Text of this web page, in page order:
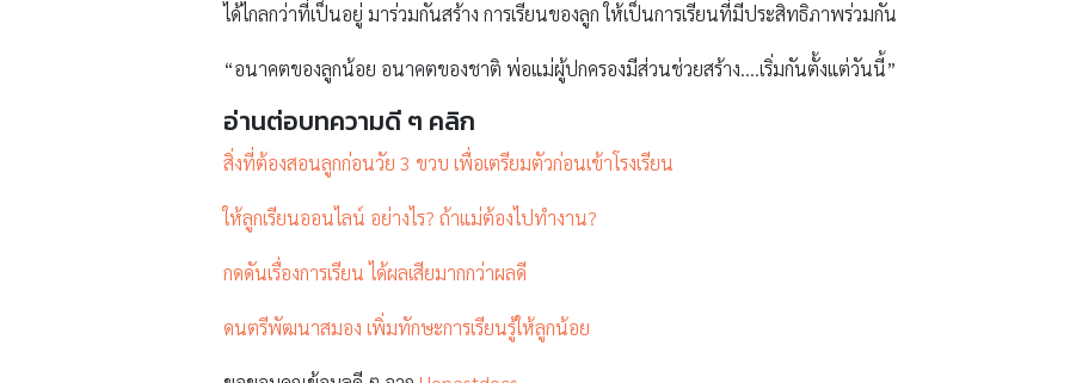
ได้ไกลกว่าที่เป็นอยู่ มาร่วมกันสร้าง การเรียนของลูก ให้เป็นการเรียนที่มีประสิทธิภาพร่วมกัน
“อนาคตของลูกน้อย อนาคตของชาติ พ่อแม่ผู้ปกครองมีส่วนช่วยสร้าง….เริ่มกันตั้งแต่วันนี้”
อ่านต่อบทความดี ๆ คลิก
สิ่งที่ต้องสอนลูกก่อนวัย 3 ขวบ เพื่อเตรียมตัวก่อนเข้าโรงเรียน
ให้ลูกเรียนออนไลน์ อย่างไร? ถ้าแม่ต้องไปทำงาน?
กดดันเรื่องการเรียน ได้ผลเสียมากกว่าผลดี
ดนตรีพัฒนาสมอง เพิ่มทักษะการเรียนรู้ให้ลูกน้อย